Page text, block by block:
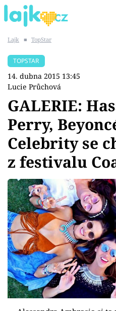
SHOPAHOLICADEL
Témata
Showbyznys
Youtubeři
Virály
Sex a vztahy
Videa
Sledujte prima+
Lajk ■ TopStar
TOPSTAR
14. dubna 2015 13:45
Lucie Průchová
GALERIE:
Perry,
Celebrity se
z festivalu